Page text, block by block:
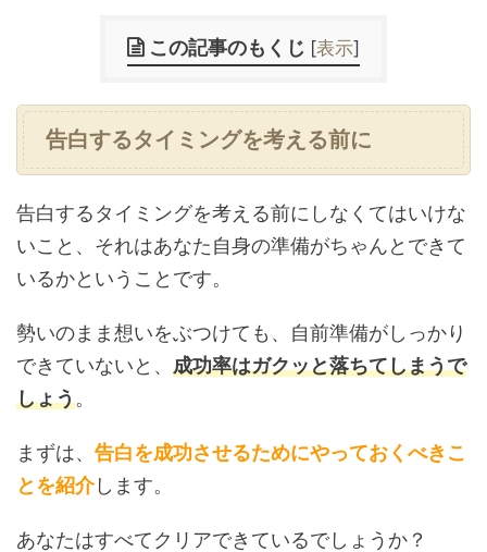
この記事のもくじ [表示]
告白するタイミングを考える前に
告白するタイミングを考える前にしなくてはいけな
いこと、それはあなた自身の準備がちゃんとできて
いるかということです。
勢いのまま想いをぶつけても、自前準備がしっかり
できていないと、 成功率はガクッと落ちてしまうで
しょう。
まずは、 告白を成功させるためにやっておくべきこ
とを紹介します。
あなたはすべてクリアできているでしょうか？